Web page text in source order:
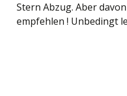
Stern Abzug. Aber
empfehlen ! Unbedingt